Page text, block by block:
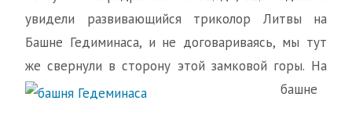
увидели развивающийся триколор Литвы на
Башне Гедиминаса, и не договариваясь, мы тут
же свернули в сторону этой замковой горы. На
башне